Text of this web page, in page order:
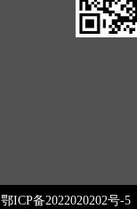
鄂ICP备2022020202号-5